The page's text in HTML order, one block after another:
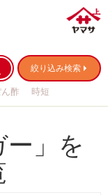
絞り込み検索
酢
時短
ー」を